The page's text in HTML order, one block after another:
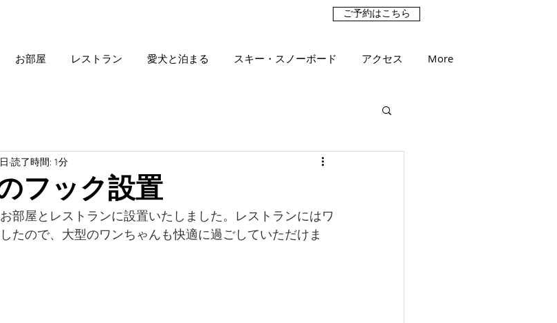
ご予約はこちら
お部屋 レストラン 愛犬と泊まる スキー・スノーボード アクセス More
フック設置
読了時間: 1分
部屋とレストランに設置いたしました。レストランにはワ
たので、大型のワンちゃんも快適に過ごしていただけま